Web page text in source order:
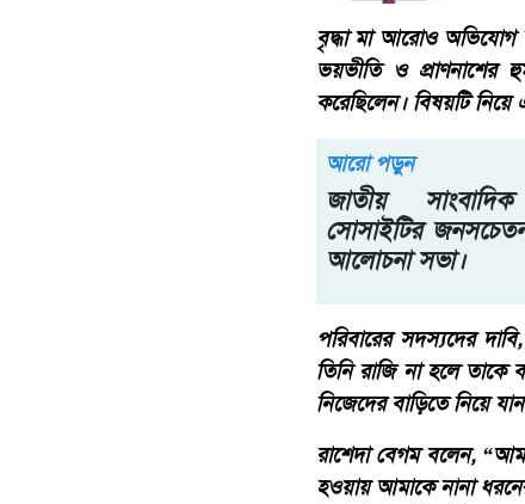
বৃদ্ধা মা আরোও অভিযোগ
ভয়ভীতি ও প্রাণনাশের
করেছিলেন। বিষয়টি
আরো পড়ুন
জাতীয়
সোসাইটির
আলোচনা সভা।
পরিবারের সদস্যদের
তিনি রাজি না হলে তাকে
নিজেদের বাড়িতে নিয়ে
রাশেদা বেগম বলেন,
হওয়ায় আমাকে নানা